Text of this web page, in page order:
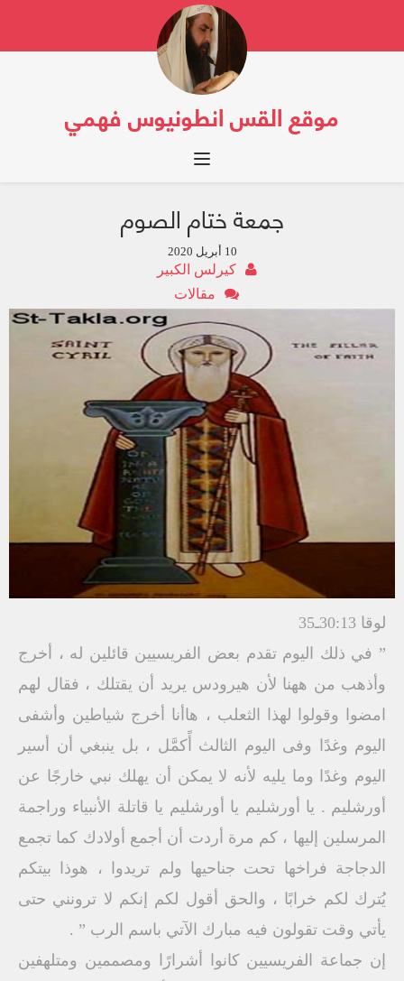
موقع القس انطونيوس فهمي
Toggle navigation
جمعة ختام الصوم
10 أبريل 2020
كيرلس الكبير
مقالات
لوقا 30:13ـ35
” في ذلك اليوم تقدم بعض الفريسيين قائلين له ، أخرج
وأذهب من ههنا لأن هيرودس يريد أن يقتلك ، فقال لهم
امضوا وقولوا لهذا الثعلب ، هاأنا أخرج شياطين وأشفى
اليوم وغدًا وفى اليوم الثالث أًكمَّل ، بل ينبغي أن أسير
اليوم وغدًا وما يليه لأنه لا يمكن أن يهلك نبي خارجًا عن
أورشليم . يا أورشليم يا أورشليم يا قاتلة الأنبياء وراجمة
المرسلين إليها ، كم مرة أردت أن أجمع أولادك كما تجمع
الدجاجة فراخها تحت جناحيها ولم تريدوا ، هوذا بيتكم
يُترك لكم خرابًا ، والحق أقول لكم إنكم لا ترونني حتى
يأتي وقت تقولون فيه مبارك الآتي باسم الرب ” .
إن جماعة الفريسيين كانوا أشرارًا ومصممين ومتلهفين